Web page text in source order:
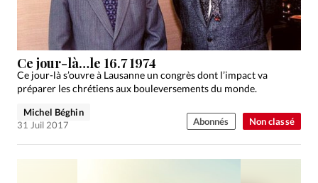
Non classé
Ce jour-là…le 16.7 1974
Ce jour-là s’ouvre à Lausanne un congrès dont l’impact va
préparer les chrétiens aux bouleversements du monde.
Michel Béghin
31 Juil 2017
Abonnés